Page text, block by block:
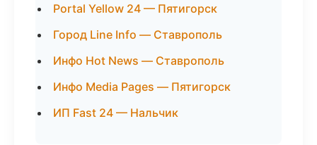
Portal Yellow 24 — Пятигорск
Город Line Info — Ставрополь
Инфо Hot News — Ставрополь
Инфо Media Pages — Пятигорск
ИП Fast 24 — Нальчик